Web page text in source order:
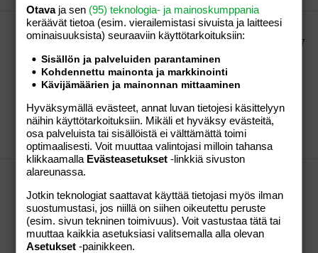
Haaveena vauva 2027
@Toive toisesta varovasti onnea😇😇🥰🥰 Täällä dpo 7
ja hätähousuna testasin rfsu liuskalla negan😅 vähän
tunnelmaan virittäytymistä. Noi rfsu oli alen alessa ja
koska ovat erittäin epäherkkiä , ehkä kuvittelen
rfsu testissä 1-2pv n päästä vasta haamu...
viivaviivi
Viesti #901 21.07.2026 Osio:Lapsen
saaminen
Haaveena vauva 2027
Dpo 6 ja alan kovasti toivoa josko josko....ei mitää
oireita ja muistelin kaiholla viime plussien
kiinnittymistuntemuksia .. tais olla 7 tai 8 dpo
viimeksi ja 8 sitä aiemmi. Viimeisin oli tosi selvä
nippaisu ja vedon tunne kohdussa konhdunkaulassa
Otavaja sen (95) teknologia- ja mainoskumppania
keräävät tietoa (esim. vierailemis­tasi sivuista ja laitteesi
ominaisuuk­sista) seuraaviin käyttötarkoituksiin:
Sisällön ja palveluiden parantaminen
Kohdennettu mainonta ja markkinointi
Kävijämäärien ja mainonnan mittaaminen
Hyväksymällä evästeet, annat luvan tietojesi käsittelyyn
näihin käyttötarkoituksiin. Mikäli et hyväksy evästeitä,
osa palveluista tai sisällöistä ei välttämättä toimi
optimaalisesti. Voit muuttaa valintojasi milloin tahansa
klikkaamalla Evästeasetukset -linkkiä sivuston
alareunassa.
Jotkin teknologiat saattavat käyttää tietojasi myös ilman
suostumustasi, jos niillä on siihen oikeutettu peruste
(esim. sivun tekninen toimivuus). Voit vastustaa tätä tai
muuttaa kaikkia asetuksiasi valitsemalla alla olevan
Asetukset -painikkeen.